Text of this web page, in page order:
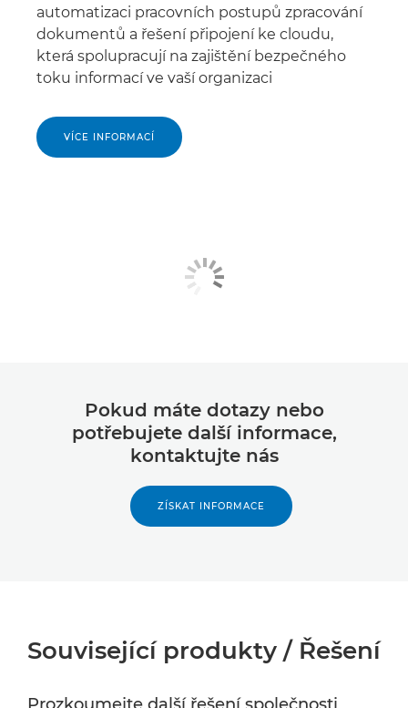
automatizaci pracovních postupů zpracování
dokumentů a řešení připojení ke cloudu,
která spolupracují na zajištění bezpečného
toku informací ve vaší organizaci
VÍCE INFORMACÍ
Pokud máte dotazy nebo
potřebujete další informace,
kontaktujte nás
ZÍSKAT INFORMACE
Související produkty / Řešení